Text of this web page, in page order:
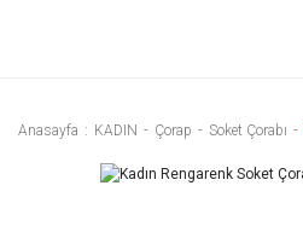
Anasayfa KADIN Çorap Soket Çorabı